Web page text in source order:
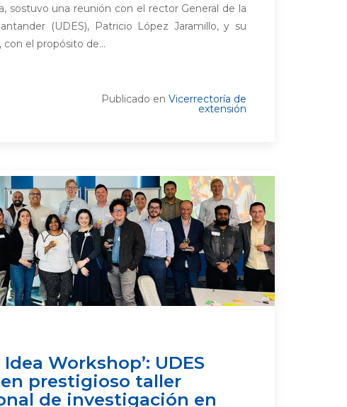
sostuvo una reunión con el rector General de la
(UDES), Patricio López Jaramillo, y su
con el propósito de...
Publicado en Vicerrectoría de
extensión
Idea Workshop’: UDES
prestigioso taller
de investigación en